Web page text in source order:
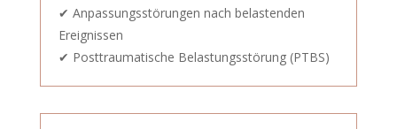
✔ Anpassungsstörungen nach belastenden
Ereignissen
✔ Posttraumatische Belastungsstörung (PTBS)